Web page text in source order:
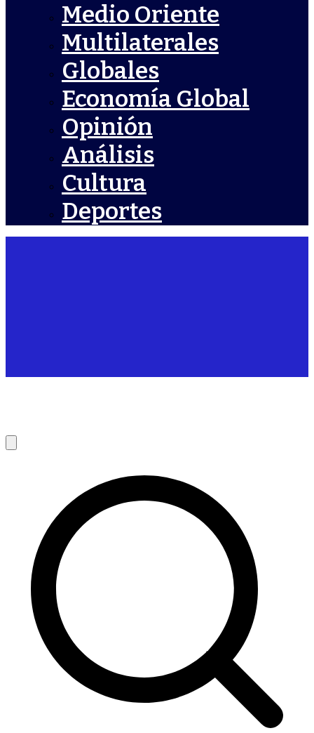
Medio Oriente
Multilaterales
Globales
Economía Global
Opinión
Análisis
Cultura
Deportes